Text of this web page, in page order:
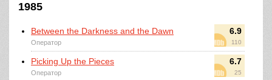
1985
6.9
110
Between the Darkness and the Dawn
Оператор
6.7
25
Picking Up the Pieces
Оператор